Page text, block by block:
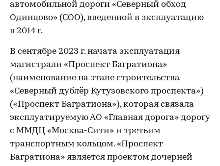
автомобильной дороги «Северный обход
Одинцово» (СОО), введенной в эксплуатацию
в 2014 г.
В сентябре 2023 г. начата эксплуатация
магистрали «Проспект Багратиона»
(наименование на этапе строительства
«Северный дублёр Кутузовского проспекта»)
(«Проспект Багратиона»), которая связала
эксплуатируемую АО «Главная дорога» дорогу
с ММДЦ «Москва-Сити» и третьим
транспортным кольцом. «Проспект
Багратиона» является проектом дочерней